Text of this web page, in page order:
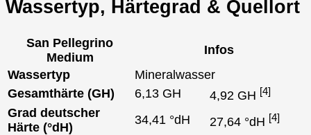
Wassertyp, Härtegrad & Quellort
San Pellegrino
Medium
Infos
Wassertyp
Mineralwasser
Gesamthärte (GH)
6,13 GH 4,92 GH [4]
Grad deutscher
Härte (°dH)
34,41 °dH 27,64 °dH [4]